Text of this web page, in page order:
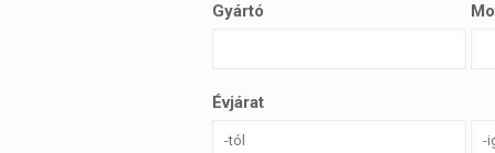
Gyártó
Évjárat